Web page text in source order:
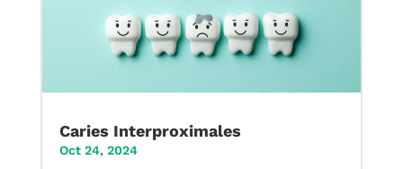
Caries Interproximales
Oct 24, 2024